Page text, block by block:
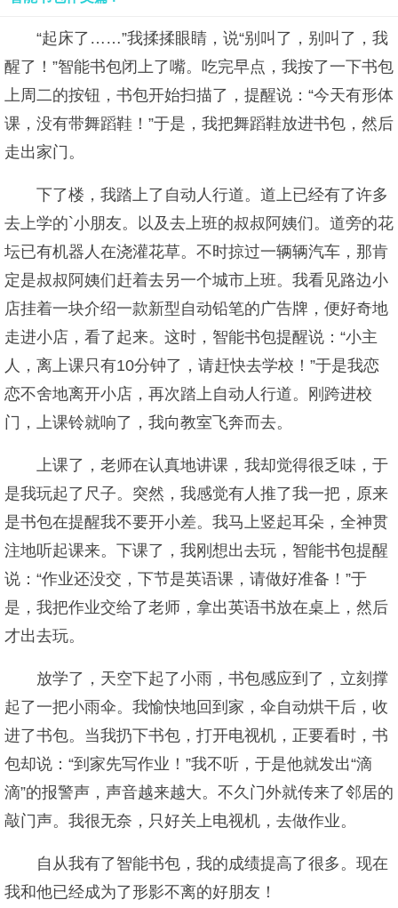
“起床了……”我揉揉眼睛，说“别叫了，别叫了，我
醒了！”智能书包闭上了嘴。吃完早点，我按了一下书包
上周二的按钮，书包开始扫描了，提醒说：“今天有形体
课，没有带舞蹈鞋！”于是，我把舞蹈鞋放进书包，然后
走出家门。
下了楼，我踏上了自动人行道。道上已经有了许多
去上学的`小朋友。以及去上班的叔叔阿姨们。道旁的花
坛已有机器人在浇灌花草。不时掠过一辆辆汽车，那肯
定是叔叔阿姨们赶着去另一个城市上班。我看见路边小
店挂着一块介绍一款新型自动铅笔的广告牌，便好奇地
走进小店，看了起来。这时，智能书包提醒说：“小主
人，离上课只有10分钟了，请赶快去学校！”于是我恋
恋不舍地离开小店，再次踏上自动人行道。刚跨进校
门，上课铃就响了，我向教室飞奔而去。
上课了，老师在认真地讲课，我却觉得很乏味，于
是我玩起了尺子。突然，我感觉有人推了我一把，原来
是书包在提醒我不要开小差。我马上竖起耳朵，全神贯
注地听起课来。下课了，我刚想出去玩，智能书包提醒
说：“作业还没交，下节是英语课，请做好准备！”于
是，我把作业交给了老师，拿出英语书放在桌上，然后
才出去玩。
放学了，天空下起了小雨，书包感应到了，立刻撑
起了一把小雨伞。我愉快地回到家，伞自动烘干后，收
进了书包。当我扔下书包，打开电视机，正要看时，书
包却说：“到家先写作业！”我不听，于是他就发出“滴
滴”的报警声，声音越来越大。不久门外就传来了邻居的
敲门声。我很无奈，只好关上电视机，去做作业。
自从我有了智能书包，我的成绩提高了很多。现在
我和他已经成为了形影不离的好朋友！